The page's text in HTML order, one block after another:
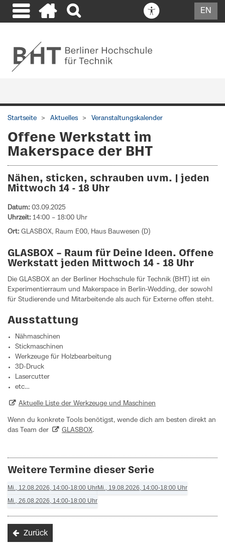
EN
Startseite Aktuelles Veranstaltungskalender
Offene Werkstatt im
Makerspace der BHT
Nähen, sticken, schrauben uvm. | jeden
Mittwoch 14 - 18 Uhr
Datum: 03.09.2025
Uhrzeit: 14:00 – 18:00 Uhr
Ort: GLASBOX, Raum E00, Haus Bauwesen (D)
GLASBOX – Raum für Deine Ideen. Offene
Werkstatt jeden Mittwoch 14 - 18 Uhr
Die GLASBOX an der Berliner Hochschule für Technik (BHT) ist ein
Experimentierraum und Makerspace in Berlin-Wedding, der sowohl
für Studierende und Mitarbeitende als auch für Externe offen steht.
Ausstattung
Nähmaschinen
Stickmaschinen
Werkzeuge für Holzbearbeitung
3D-Druck
Lasercutter
etc…
Aktuelle Liste der Werkzeuge und Maschinen
Wenn du konkrete Tools benötigst, wende dich am besten direkt an
das Team der
GLASBOX.
Weitere Termine dieser Serie
Mi., 12.08.2026, 14:00-18:00 UhrMi., 19.08.2026, 14:00-18:00 Uhr
Mi., 26.08.2026, 14:00-18:00 Uhr
Zurück